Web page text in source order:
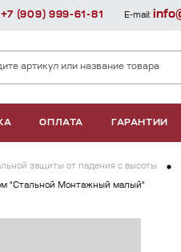
ОПЛАТА ГАРАНТИИ
+7 (909) 999-61-81 E-mail:
защиты от падения с высоты
"Стальной Монтажный малый"